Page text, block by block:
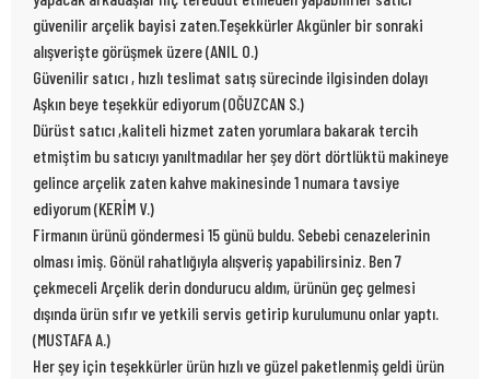
güvenilir arçelik bayisi zaten.Teşekkürler Akgünler bir sonraki
alışverişte görüşmek üzere (ANIL O.)
Güvenilir satıcı , hızlı teslimat satış sürecinde ilgisinden dolayı
Aşkın beye teşekkür ediyorum (OĞUZCAN S.)
Dürüst satıcı ,kaliteli hizmet zaten yorumlara bakarak tercih
etmiştim bu satıcıyı yanıltmadılar her şey dört dörtlüktü makineye
gelince arçelik zaten kahve makinesinde 1 numara tavsiye
ediyorum (KERİM V.)
Firmanın ürünü göndermesi 15 günü buldu. Sebebi cenazelerinin
olması imiş. Gönül rahatlığıyla alışveriş yapabilirsiniz. Ben 7
çekmeceli Arçelik derin dondurucu aldım, ürünün geç gelmesi
dışında ürün sıfır ve yetkili servis getirip kurulumunu onlar yaptı.
(MUSTAFA A.)
Her şey için teşekkürler ürün hızlı ve güzel paketlenmiş geldi ürün